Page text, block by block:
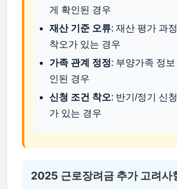
게 확인된 경우
재산 기준 오류: 재산 평가 과
착오가 있는 경우
가족 관계 정정: 부양가족 정
인된 경우
신청 조건 착오: 반기/정기 신
가 있는 경우
2025 근로장려금 추가 고려사